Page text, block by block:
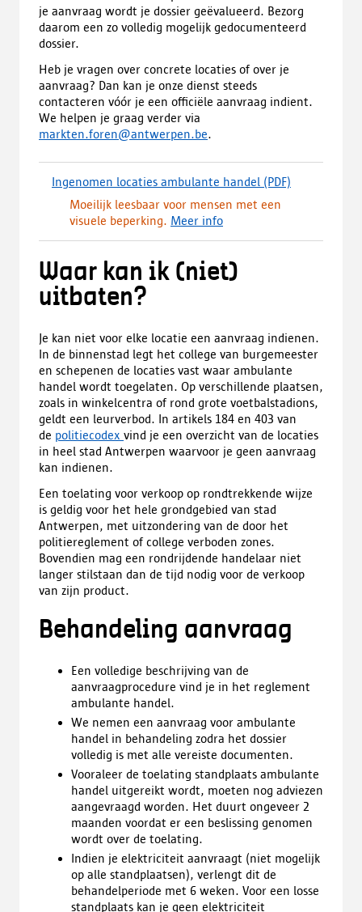
je aanvraag wordt je dossier geëvalueerd. Bezorg
daarom een zo volledig mogelijk gedocumenteerd
dossier.
Heb je vragen over concrete locaties of over je
aanvraag? Dan kan je onze dienst steeds
contacteren vóór je een officiële aanvraag indient.
We helpen je graag verder via
markten.foren@antwerpen.be.
Ingenomen locaties ambulante handel (PDF)
o
p
e
n
t
i
n
e
n
u
w
d
Moeilijk leesbaar voor mensen met een
visuele beperking. Meer info
Waar kan ik (niet)
uitbaten?
Je kan niet voor elke locatie een aanvraag indienen.
In de binnenstad legt het college van burgemeester
en schepenen de locaties vast waar ambulante
handel wordt toegelaten. Op verschillende plaatsen,
zoals in winkelcentra of rond grote voetbalstadions,
geldt een leurverbod. In artikels 184 en 403 van
de politiecodex vind je een overzicht van de locaties
in heel stad Antwerpen waarvoor je geen aanvraag
kan indienen.
Een toelating voor verkoop op rondtrekkende wijze
is geldig voor het hele grondgebied van stad
Antwerpen, met uitzondering van de door het
politiereglement of college verboden zones.
Bovendien mag een rondrijdende handelaar niet
langer stilstaan dan de tijd nodig voor de verkoop
van zijn product.
Behandeling aanvraag
Een volledige beschrijving van de
aanvraagprocedure vind je in het reglement
ambulante handel.
We nemen een aanvraag voor ambulante
handel in behandeling zodra het dossier
volledig is met alle vereiste documenten.
Vooraleer de toelating standplaats ambulante
handel uitgereikt wordt, moeten nog adviezen
aangevraagd worden. Het duurt ongeveer 2
maanden voordat er een beslissing genomen
wordt over de toelating.
Indien je elektriciteit aanvraagt (niet mogelijk
op alle standplaatsen), verlengt dit de
behandelperiode met 6 weken. Voor een losse
standplaats kan je geen elektriciteit